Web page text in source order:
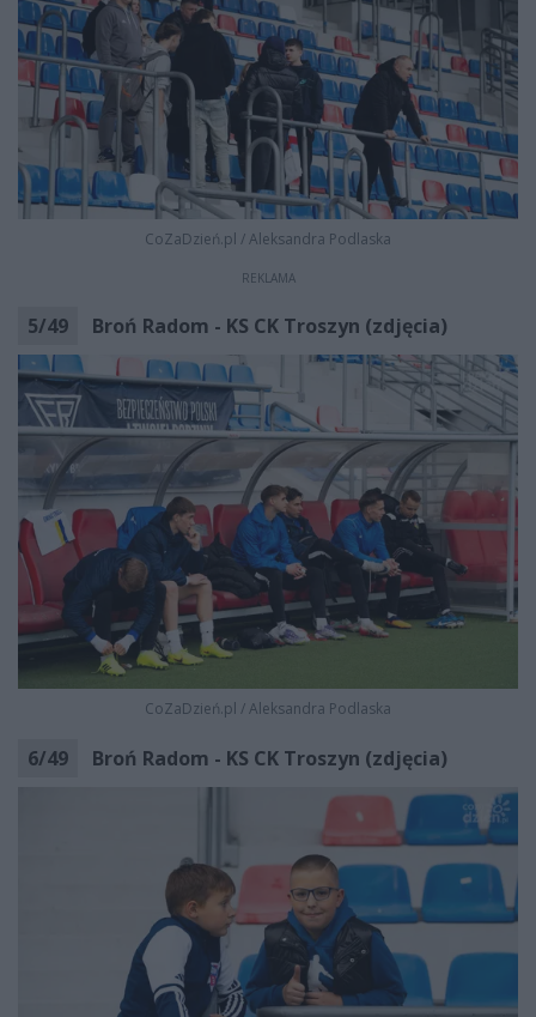
CoZaDzień.pl /Aleksandra Podlaska
REKLAMA
5/49 Broń Radom - KS CK Troszyn (zdjęcia)
CoZaDzień.pl /Aleksandra Podlaska
6/49 Broń Radom - KS CK Troszyn (zdjęcia)